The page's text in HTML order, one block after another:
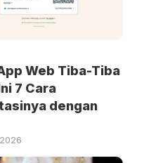
Web Tiba-Tiba
7 Cara
dengan